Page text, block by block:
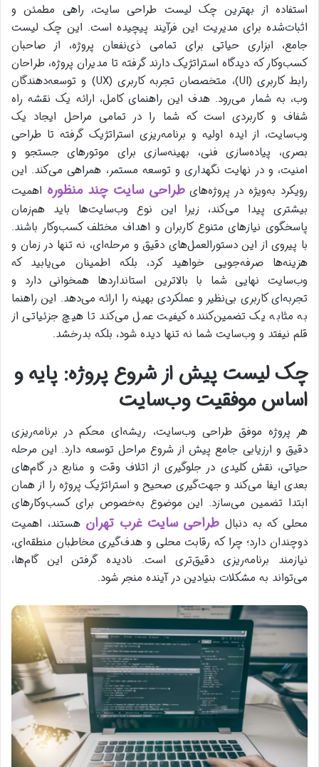
استفاده از بهترین چک لیست طراحی سایت، راهی مطمئن و
اثبات‌شده برای مدیریت این فرآیند پیچیده است. این چک لیست
جامع، ابزاری حیاتی برای تمامی ذی‌نفعان پروژه، از صاحبان
کسب‌وکار که دیدگاه استراتژیک دارند گرفته تا مدیران پروژه، طراحان
رابط کاربری (UI)، متخصصان تجربه کاربری (UX) و توسعه‌دهندگان
وب، به شمار می‌رود. هدف این راهنمای کامل، ارائه یک نقشه راه
شفاف و کاربردی است که شما را در تمامی مراحل ایجاد یک
وب‌سایت، از ایده اولیه و برنامه‌ریزی استراتژیک گرفته تا طراحی
بصری، پیاده‌سازی فنی، بهینه‌سازی برای موتورهای جستجو و
امنیت، و در نهایت نگهداری و توسعه مستمر، همراهی می‌کند. این
رویکرد به‌ویژه در پروژه‌هایطراحی سایت چند منظوره اهمیت
بیشتری پیدا می‌کند، زیرا این نوع وب‌سایت‌ها باید هم‌زمان
پاسخگوی نیازهای متنوع کاربران و اهداف مختلف کسب‌وکار باشند.
با پیروی از این دستورالعمل‌های دقیق و مرحله‌ای، نه تنها در زمان و
هزینه‌ها صرفه‌جویی خواهید کرد، بلکه اطمینان می‌یابید که
وب‌سایت نهایی شما با بالاترین استانداردها همخوانی دارد و
تجربه‌ای کاربری بی‌نظیر و عملکردی بهینه را ارائه می‌دهد. این راهنما
به مثابه یک تضمین‌کننده کیفیت عمل می‌کند تا هیچ جزئیاتی از
قلم نیفتد و وب‌سایت شما نه تنها دیده شود، بلکه بدرخشد.
چک لیست پیش از شروع پروژه: پایه و
اساس موفقیت وب‌سایت
هر پروژه موفق طراحی وب‌سایت، ریشه‌ای محکم در برنامه‌ریزی
دقیق و ارزیابی جامع پیش از شروع مراحل توسعه دارد. این مرحله
حیاتی، نقش کلیدی در جلوگیری از اتلاف وقت و منابع در گام‌های
بعدی ایفا می‌کند و جهت‌گیری صحیح و استراتژیک پروژه را از همان
ابتدا تضمین می‌سازد. این موضوع به‌خصوص برای کسب‌وکارهای
محلی که به دنبال طراحی سایت غرب تهران هستند، اهمیت
دوچندان دارد؛ چرا که رقابت محلی و هدف‌گیری مخاطبان منطقه‌ای،
نیازمند برنامه‌ریزی دقیق‌تری است. نادیده گرفتن این گام‌ها،
می‌تواند به مشکلات بنیادین در آینده منجر شود.